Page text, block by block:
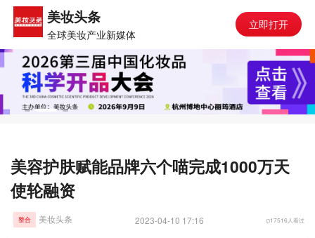
美妆头条
全球美妆产业新媒体
立即打开
美容护肤赋能品牌六个喵完成1000万天
使轮融资
整合 美妆头条 2023-04-10 17:16 17516人看过